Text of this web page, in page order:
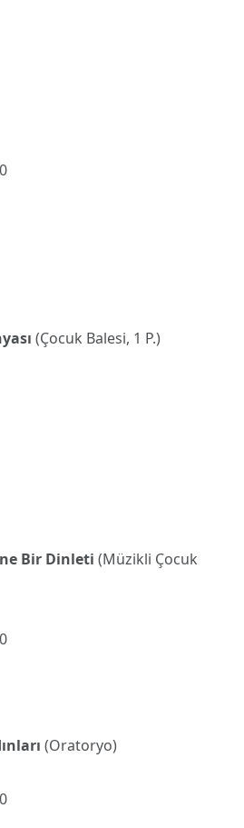
(Çocuk Balesi, 1 P.)
Bir Dinleti (Müzikli Çocuk
(Oratoryo)